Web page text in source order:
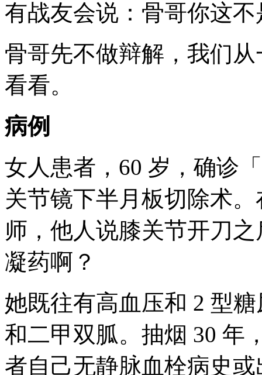
有战友会说：骨哥你这
骨哥先不做辩解，我们
看看。
病例
女人患者，60 岁，确诊
关节镜下半月板切除术
师，他人说膝关节开刀
凝药啊？
她既往有高血压和 2 型
和二甲双胍。抽烟 30 年
者自己无静脉血栓病史